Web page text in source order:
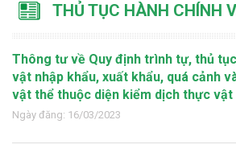
THỦ TỤC HÀNH CHÍNH
Thông tư về Quy định trình tự, thủ
vật nhập khẩu, xuất khẩu, quá cảnh
vật thể thuộc diện kiểm dịch thực vật
Ngày đăng: 16/03/2023